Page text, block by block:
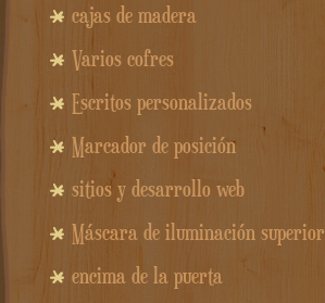
cajas de madera
Varios cofres
Escritos personalizados
Marcador de posición
sitios y desarrollo web
Máscara de iluminación superior
encima de la puerta